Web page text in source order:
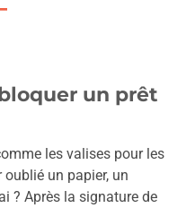
un prêt
les valises pour les
un papier, un
? Après la signature de